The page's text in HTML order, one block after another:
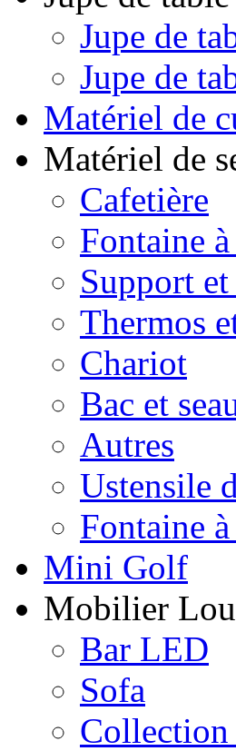
Jupe de
Jupe de
Matériel de
Matériel de
Cafetière
Fontaine
Support et
Thermos
Chariot
Bac et
Autres
Ustensile
Fontaine
Mini Golf
Mobilier
Bar LED
Sofa